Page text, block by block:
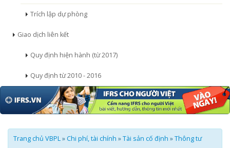
Trích lập dự phòng
Giao dịch liên kết
Quy định hiện hành (từ 2017)
Quy định từ 2010 - 2016
Trang chủ VBPL» Chi phí, tài chính »Tài sản cố định »Thông tư